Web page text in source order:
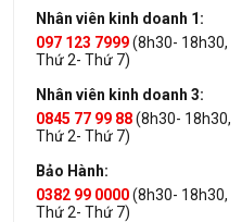
Nhân viên kinh doanh 1:
097 123 7999(8h30- 18h30,
Thứ 2- Thứ 7)
Nhân viên kinh doanh 3:
0845 77 99 88(8h30- 18h30,
Thứ 2- Thứ 7)
Bảo Hành:
0382 99 0000(8h30- 18h30,
Thứ 2- Thứ 7)